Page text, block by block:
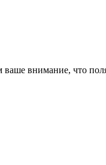
внимание, что